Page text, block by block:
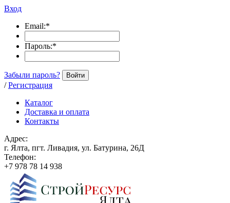
Вход
Email:*
Пароль:*
Забыли пароль? Войти
/ Регистрация
Каталог
Доставка и оплата
Контакты
Адрес:
г. Ялта, пгт. Ливадия, ул. Батурина, 26Д
Телефон:
+7 978 78 14 938